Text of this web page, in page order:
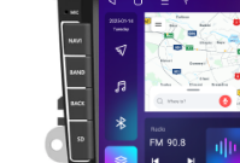
Navigatii Fiat
Navigatii Nissan
Navigatii Citroen
Navigatii Suzuki